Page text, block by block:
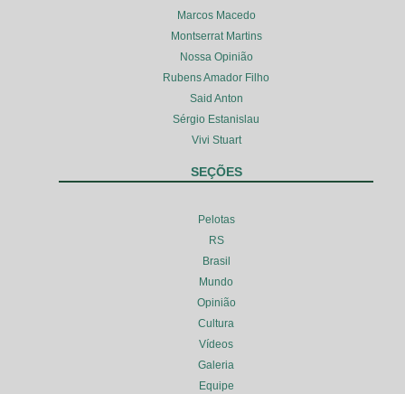
Marcos Macedo
Montserrat Martins
Nossa Opinião
Rubens Amador Filho
Said Anton
Sérgio Estanislau
Vivi Stuart
SEÇÕES
Pelotas
RS
Brasil
Mundo
Opinião
Cultura
Vídeos
Galeria
Equipe